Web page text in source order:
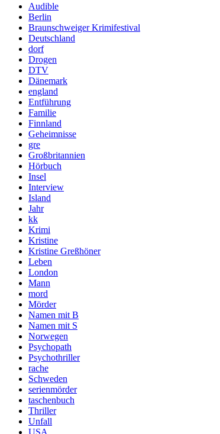
Audible
Berlin
Braunschweiger Krimifestival
Deutschland
dorf
Drogen
DTV
Dänemark
england
Entführung
Familie
Finnland
Geheimnisse
gre
Großbritannien
Hörbuch
Insel
Interview
Island
Jahr
kk
Krimi
Kristine
Kristine Greßhöner
Leben
London
Mann
mord
Mörder
Namen mit B
Namen mit S
Norwegen
Psychopath
Psychothriller
rache
Schweden
serienmörder
taschenbuch
Thriller
Unfall
USA